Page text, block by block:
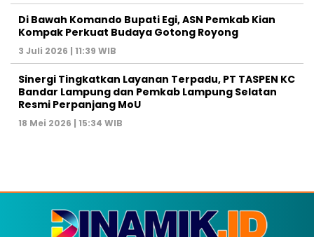
Di Bawah Komando Bupati Egi, ASN Pemkab Kian
Kompak Perkuat Budaya Gotong Royong
3 Juli 2026 | 11:39 WIB
Sinergi Tingkatkan Layanan Terpadu, PT TASPEN KC
Bandar Lampung dan Pemkab Lampung Selatan
Resmi Perpanjang MoU
18 Mei 2026 | 15:34 WIB